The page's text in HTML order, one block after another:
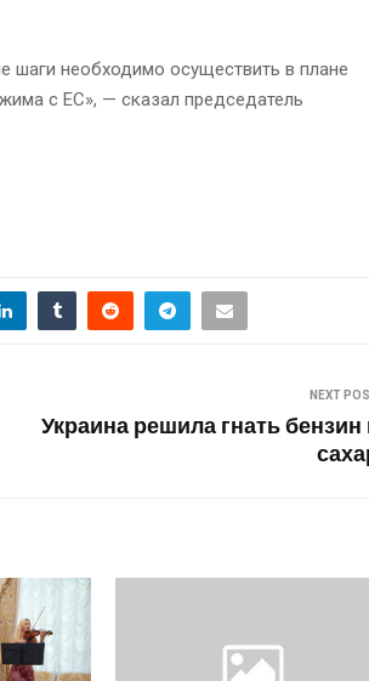
шаги необходимо осуществить в плане
с ЕС», — сказал председатель
NEXT
Украина решила гнать бензин